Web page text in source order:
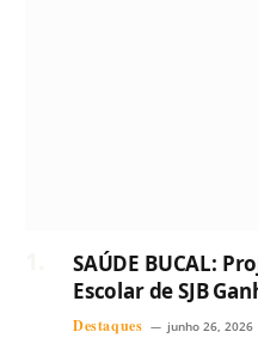
SAÚDE BUCAL:
Escolar de SJB
Destaques junho 26, 2026